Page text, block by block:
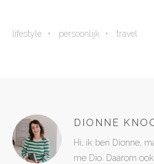
lifestyle persoonlijk travel
DIONNE
Hi, ik ben Dionne,
me Dio. Daarom